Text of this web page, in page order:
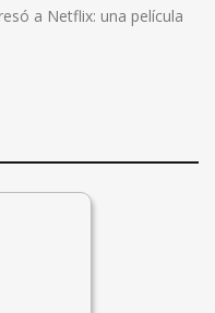
a Netflix: una película